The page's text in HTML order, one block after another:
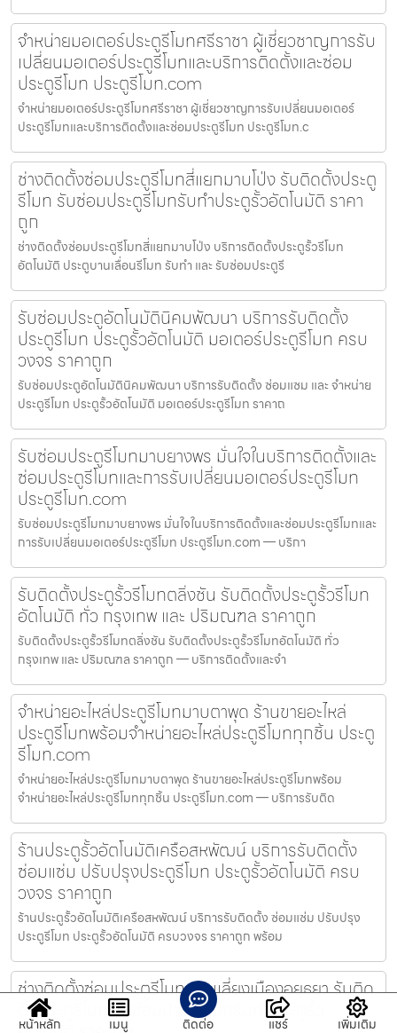
จำหน่ายมอเตอร์ประตูรีโมทศรีราชา ผู้เชี่ยวชาญการรับ
เปลี่ยนมอเตอร์ประตูรีโมทและบริการติดตั้งและซ่อม
ประตูรีโมท ประตูรีโมท.com
จำหน่ายมอเตอร์ประตูรีโมทศรีราชา ผู้เชี่ยวชาญการรับเปลี่ยนมอเตอร์
ประตูรีโมทและบริการติดตั้งและซ่อมประตูรีโมท ประตูรีโมท.c
ช่างติดตั้งซ่อมประตูรีโมทสี่แยกมาบโป่ง รับติดตั้งประตู
รีโมท รับซ่อมประตูรีโมทรับทำประตูรั้วอัตโนมัติ ราคา
ถูก
ช่างติดตั้งซ่อมประตูรีโมทสี่แยกมาบโป่ง บริการติดตั้งประตูรั้วรีโมท
อัตโนมัติ ประตูบานเลื่อนรีโมท รับทำ และ รับซ่อมประตูรี
รับซ่อมประตูอัตโนมัตินิคมพัฒนา บริการรับติดตั้ง
ประตูรีโมท ประตูรั้วอัตโนมัติ มอเตอร์ประตูรีโมท ครบ
วงจร ราคาถูก
รับซ่อมประตูอัตโนมัตินิคมพัฒนา บริการรับติดตั้ง ซ่อมแซม และ จำหน่าย
ประตูรีโมท ประตูรั้วอัตโนมัติ มอเตอร์ประตูรีโมท ราคาถ
รับซ่อมประตูรีโมทมาบยางพร มั่นใจในบริการติดตั้งและ
ซ่อมประตูรีโมทและการรับเปลี่ยนมอเตอร์ประตูรีโมท
ประตูรีโมท.com
รับซ่อมประตูรีโมทมาบยางพร มั่นใจในบริการติดตั้งและซ่อมประตูรีโมทและ
การรับเปลี่ยนมอเตอร์ประตูรีโมท ประตูรีโมท.com — บริกา
รับติดตั้งประตูรั้วรีโมทตลิ่งชัน รับติดตั้งประตูรั้วรีโมท
อัตโนมัติ ทั่ว กรุงเทพ และ ปริมณฑล ราคาถูก
รับติดตั้งประตูรั้วรีโมทตลิ่งชัน รับติดตั้งประตูรั้วรีโมทอัตโนมัติ ทั่ว
กรุงเทพ และ ปริมณฑล ราคาถูก — บริการติดตั้งและจำ
จำหน่ายอะไหล่ประตูรีโมทมาบตาพุด ร้านขายอะไหล่
ประตูรีโมทพร้อมจำหน่ายอะไหล่ประตูรีโมททุกชิ้น ประตู
รีโมท.com
จำหน่ายอะไหล่ประตูรีโมทมาบตาพุด ร้านขายอะไหล่ประตูรีโมทพร้อม
จำหน่ายอะไหล่ประตูรีโมททุกชิ้น ประตูรีโมท.com — บริการรับติด
ร้านประตูรั้วอัตโนมัติเครือสหพัฒน์ บริการรับติดตั้ง
ซ่อมแซ่ม ปรับปรุงประตูรีโมท ประตูรั้วอัตโนมัติ ครบ
วงจร ราคาถูก
ร้านประตูรั้วอัตโนมัติเครือสหพัฒน์ บริการรับติดตั้ง ซ่อมแซ่ม ปรับปรุง
ประตูรีโมท ประตูรั้วอัตโนมัติ ครบวงจร ราคาถูก พร้อม
ช่างติดตั้งซ่อมประตูรีโมทถนนเลี่ยงเมืองอยุธยา รับติด
ตั้งประตูรีโมท รับซ่อมประตูรีโมทรับทำประตูรั้ว
หน้าหลัก เมนู ติดต่อ แชร์ เพิ่มเติม